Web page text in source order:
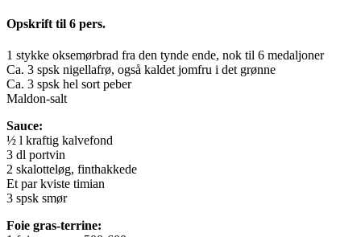
Opskrift til 6 pers.
1 stykke oksemørbrad fra den tynde ende, nok til 6 medaljoner
Ca. 3 spsk nigellafrø, også kaldet jomfru i det grønne
Ca. 3 spsk hel sort peber
Maldon-salt
Sauce:
½ l kraftig kalvefond
3 dl portvin
2 skalotteløg, finthakkede
Et par kviste timian
3 spsk smør
Foie gras-terrine: